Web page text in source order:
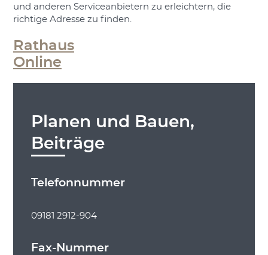
und anderen Serviceanbietern zu erleichtern, die
richtige Adresse zu finden.
Rathaus
Online
Planen und Bauen,
Beiträge
Telefonnummer
09181 2912-904
Fax-Nummer